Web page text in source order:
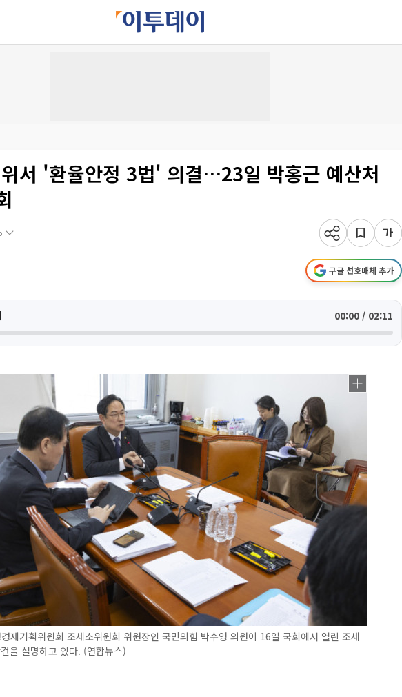
서 '환율안정 3법' 의결…23일 박홍근 예산처
구글 선호매체 추가
00:00 / 02:11
제기획위원회 조세소위원회 위원장인 국민의힘 박수영 의원이 16일 국회에서 열린 조세
을 설명하고 있다. (연합뉴스)